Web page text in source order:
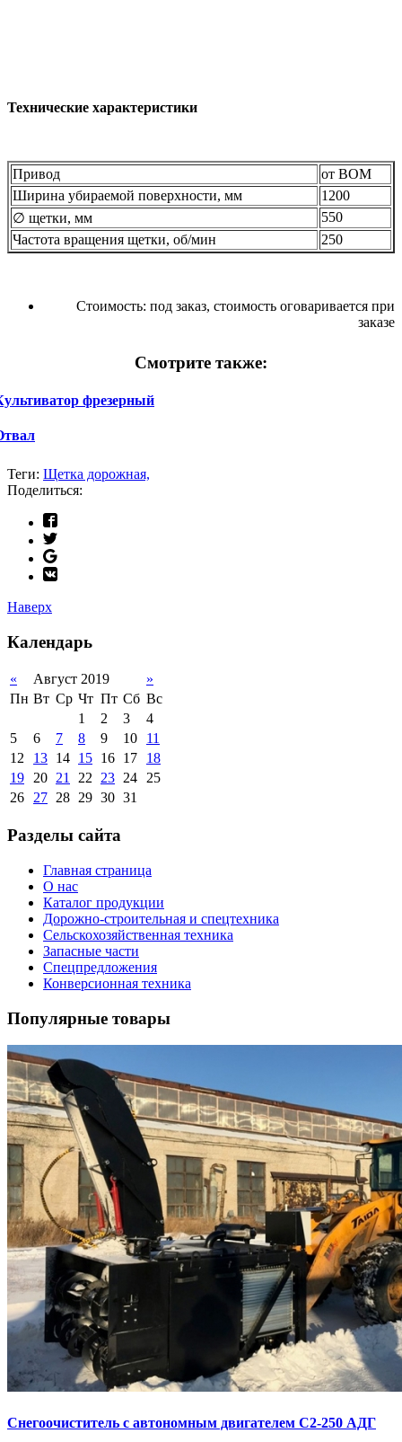
Технические характеристики
Привод
от ВОМ
Ширина убираемой поверхности, мм
1200
∅ щетки, мм
550
Частота вращения щетки, об/мин
250
Стоимость: под заказ, стоимость оговаривается при
заказе
Смотрите также:
фрезерный
Теги: Щетка дорожная,
Поделиться:
Наверх
Календарь
« Август 2019
»
Пн Вт Ср Чт Пт Сб Вс
1
2 3
4
5
6 7 8 9 10
11
12
13 14 15 16 17
18
19 20 21 22 23 24 25
26 27 28 29 30 31
Разделы сайта
Главная страница
О нас
Каталог продукции
Дорожно-строительная и спецтехника
Сельскохозяйственная техника
Запасные части
Спецпредложения
Конверсионная техника
Популярные товары
Снегоочиститель с автономным двигателем С2-250 АДГ